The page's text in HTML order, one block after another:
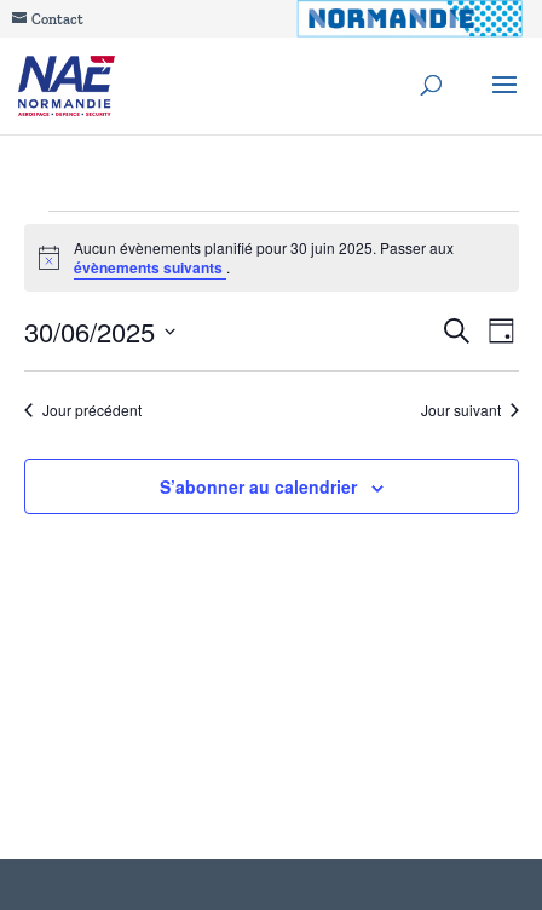
Contact
Évènements
for
30
juin
2025
Notice
Aucun évènements planifié pour 30 juin 2025. Passer aux
évènements suivants .
et
vues
Recherche
de
Jour
30/06/2025
Sélectionnez
uneJour précédent Jour suivant
S’abonner au calendrier